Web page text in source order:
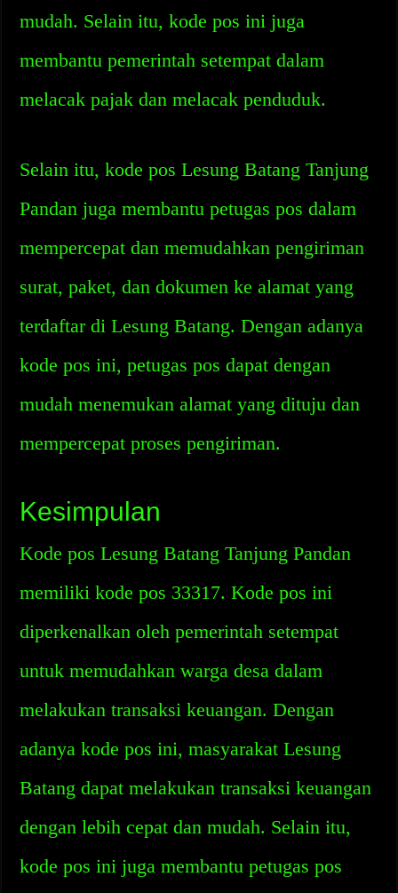
mudah. Selain itu, kode pos ini juga
membantu pemerintah setempat dalam
melacak pajak dan melacak penduduk.
Selain itu, kode pos Lesung Batang Tanjung
Pandan juga membantu petugas pos dalam
mempercepat dan memudahkan pengiriman
surat, paket, dan dokumen ke alamat yang
terdaftar di Lesung Batang. Dengan adanya
kode pos ini, petugas pos dapat dengan
mudah menemukan alamat yang dituju dan
mempercepat proses pengiriman.
Kesimpulan
Kode pos Lesung Batang Tanjung Pandan
memiliki kode pos 33317. Kode pos ini
diperkenalkan oleh pemerintah setempat
untuk memudahkan warga desa dalam
melakukan transaksi keuangan. Dengan
adanya kode pos ini, masyarakat Lesung
Batang dapat melakukan transaksi keuangan
dengan lebih cepat dan mudah. Selain itu,
kode pos ini juga membantu petugas pos